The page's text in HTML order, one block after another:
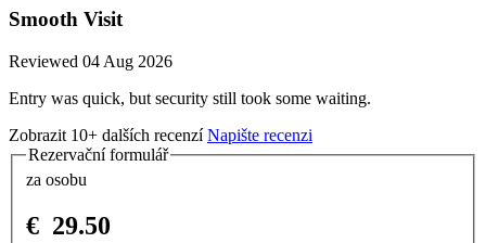
Smooth Visit
Reviewed 04 Aug 2026
Entry was quick, but security still took some waiting.
Zobrazit 10+ dalších recenzí Napište recenzi
Rezervační formulář
za osobu
€ 29.50